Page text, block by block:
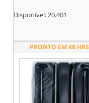
Disponível:20.401
PRONTO EM 48 HRS